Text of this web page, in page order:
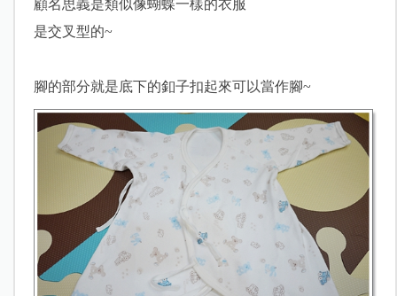
顧名思義是類似像蝴蝶一樣的衣服
是交叉型的~
腳的部分就是底下的釦子扣起來可以當作腳~